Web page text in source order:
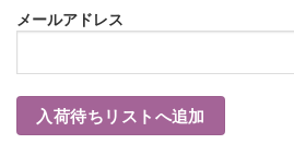
メールアドレス